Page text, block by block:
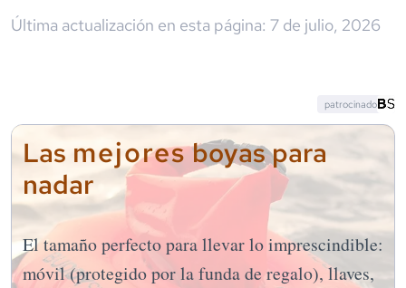
Última actualización en esta página: 7 de julio, 2026
Las mejoresboyas para
nadar
El tamaño perfecto para llevar lo imprescindible:
móvil (protegido por la funda de regalo), llaves,
patrocinado